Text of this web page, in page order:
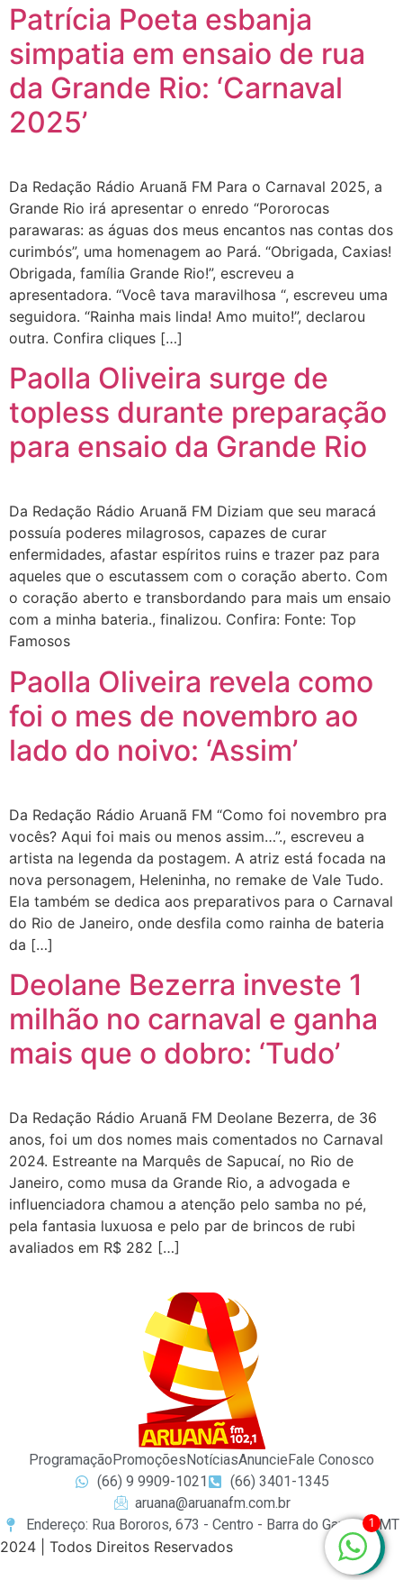
Patrícia Poeta esbanja
simpatia em ensaio de rua
da Grande Rio: ‘Carnaval
2025’
Da Redação Rádio Aruanã FM Para o Carnaval 2025, a
Grande Rio irá apresentar o enredo “Pororocas
parawaras: as águas dos meus encantos nas contas dos
curimbós”, uma homenagem ao Pará. “Obrigada, Caxias!
Obrigada, família Grande Rio!”, escreveu a
apresentadora. “Você tava maravilhosa “, escreveu uma
seguidora. “Rainha mais linda! Amo muito!”, declarou
outra. Confira cliques […]
Paolla Oliveira surge de
topless durante preparação
para ensaio da Grande Rio
Da Redação Rádio Aruanã FM Diziam que seu maracá
possuía poderes milagrosos, capazes de curar
enfermidades, afastar espíritos ruins e trazer paz para
aqueles que o escutassem com o coração aberto. Com
o coração aberto e transbordando para mais um ensaio
com a minha bateria., finalizou. Confira: Fonte: Top
Famosos
Paolla Oliveira revela como
foi o mes de novembro ao
lado do noivo: ‘Assim’
Da Redação Rádio Aruanã FM “Como foi novembro pra
vocês? Aqui foi mais ou menos assim…”., escreveu a
artista na legenda da postagem. A atriz está focada na
nova personagem, Heleninha, no remake de Vale Tudo.
Ela também se dedica aos preparativos para o Carnaval
do Rio de Janeiro, onde desfila como rainha de bateria
da […]
Deolane Bezerra investe 1
milhão no carnaval e ganha
mais que o dobro: ‘Tudo’
Da Redação Rádio Aruanã FM Deolane Bezerra, de 36
anos, foi um dos nomes mais comentados no Carnaval
2024. Estreante na Marquês de Sapucaí, no Rio de
Janeiro, como musa da Grande Rio, a advogada e
influenciadora chamou a atenção pelo samba no pé,
pela fantasia luxuosa e pelo par de brincos de rubi
avaliados em R$ 282 […]
Programação Promoções NotíciasAnuncie Fale Conosco
(66) 9 9909-1021
(66) 3401-1345
aruana@aruanafm.com.br
Endereço: Rua Bororos, 673 - Centro - Barra do Garças / MT
2024 | Todos Direitos Reservados
1